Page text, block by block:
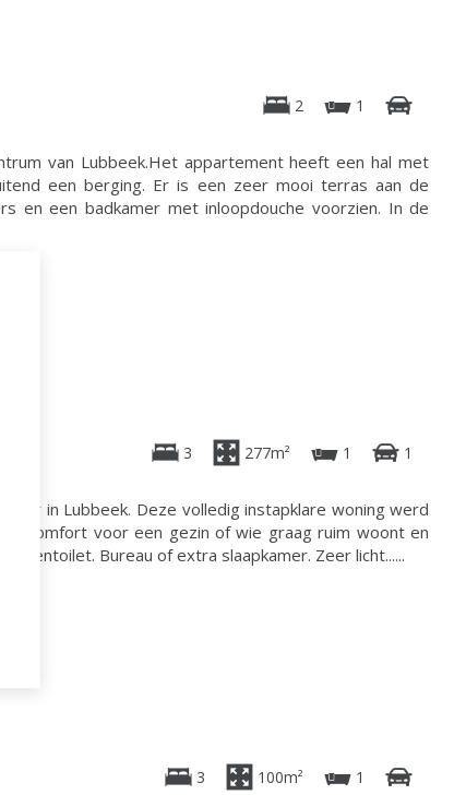
2 1
van Lubbeek.Het appartement heeft een hal met
een berging. Er is een zeer mooi terras aan de
en een badkamer met inloopdouche voorzien. In de
3 277m² 1 1
in Lubbeek. Deze volledig instapklare woning werd
comfort voor een gezin of wie graag ruim woont en
Bureau of extra slaapkamer. Zeer licht......
3 100m² 1